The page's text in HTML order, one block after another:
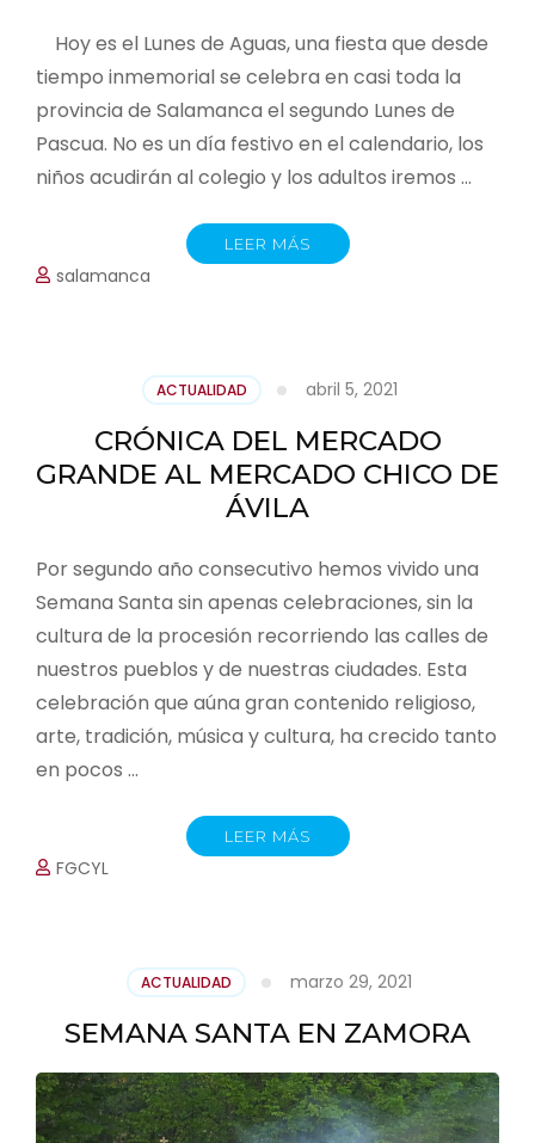
Hoy es el Lunes de Aguas, una fiesta que desde
tiempo inmemorial se celebra en casi toda la
provincia de Salamanca el segundo Lunes de
Pascua. No es un día festivo en el calendario, los
niños acudirán al colegio y los adultos iremos …
LEER MÁS
salamanca
ACTUALIDAD abril 5, 2021
CRÓNICA DEL MERCADO
GRANDE AL MERCADO CHICO DE
ÁVILA
Por segundo año consecutivo hemos vivido una
Semana Santa sin apenas celebraciones, sin la
cultura de la procesión recorriendo las calles de
nuestros pueblos y de nuestras ciudades. Esta
celebración que aúna gran contenido religioso,
arte, tradición, música y cultura, ha crecido tanto
en pocos …
LEER MÁS
FGCYL
ACTUALIDAD marzo 29, 2021
SEMANA SANTA EN ZAMORA